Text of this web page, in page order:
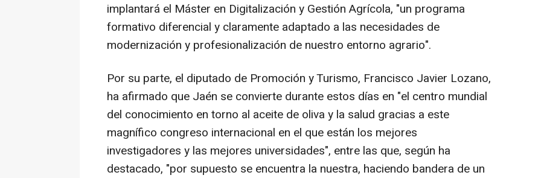
implantará el Máster en Digitalización y Gestión Agrícola, "un programa
formativo diferencial y claramente adaptado a las necesidades de
modernización y profesionalización de nuestro entorno agrario".
Por su parte, el diputado de Promoción y Turismo, Francisco Javier Lozano,
ha afirmado que Jaén se convierte durante estos días en "el centro mundial
del conocimiento en torno al aceite de oliva y la salud gracias a este
magnífico congreso internacional en el que están los mejores
investigadores y las mejores universidades", entre las que, según ha
destacado, "por supuesto se encuentra la nuestra, haciendo bandera de un